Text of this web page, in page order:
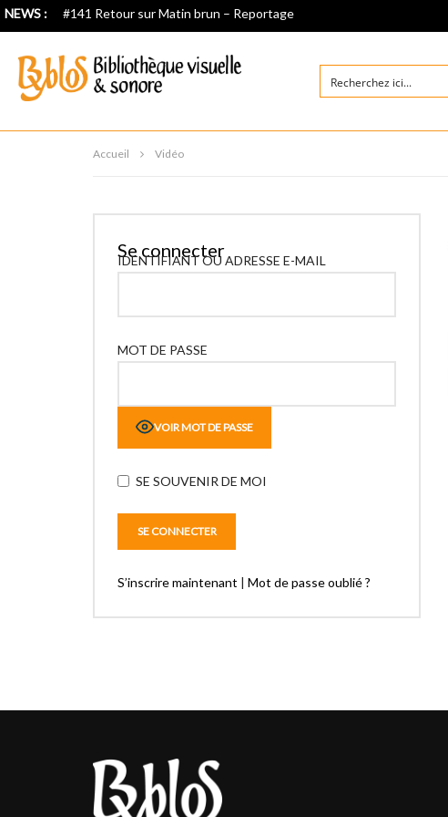
NEWS : #141 Retour sur Matin brun – Reportage
Accueil Vidéo
Se connecter
IDENTIFIANT OU ADRESSE E-MAIL
MOT DE PASSE
VOIR MOT DE PASSE
SE SOUVENIR DE MOI
S’inscrire maintenant | Mot de passe oublié ?